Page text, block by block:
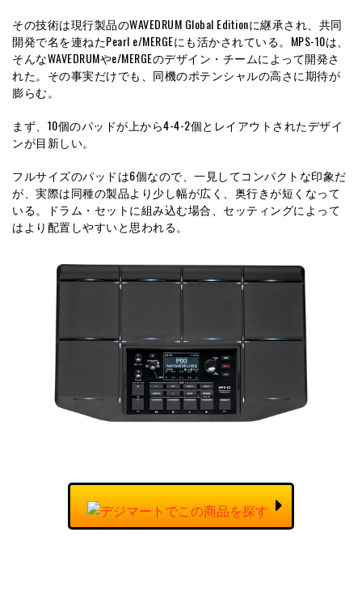
その技術は現行製品のWAVEDRUM Global Editionに継承され、共同
開発で名を連ねたPearl e/MERGEにも活かされている。MPS-10は、
そんなWAVEDRUMやe/MERGEのデザイン・チームによって開発さ
れた。その事実だけでも、同機のポテンシャルの高さに期待が
膨らむ。
まず、10個のパッドが上から4-4-2個とレイアウトされたデザイ
ンが目新しい。
フルサイズのパッドは6個なので、一見してコンパクトな印象だ
が、実際は同種の製品より少し幅が広く、奥行きが短くなって
いる。ドラム・セットに組み込む場合、セッティングによって
はより配置しやすいと思われる。